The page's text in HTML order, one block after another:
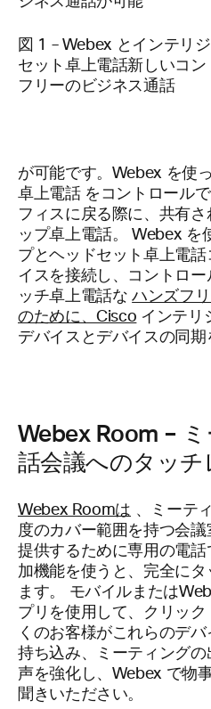
図 1 – Webex とインテリ
セット卓上電話新しいコ
フリーのビジネス通話
が可能です。Webex を使
卓上電話 をコントロール
フィスに戻る際に、共有
ップ卓上電話。 Webex を
プとヘッドセット卓上電
イスを接続し、コントロ
ッチ卓上電話なハンズフ
のために、Cisco インテリ
デバイスとデバイスの同期
Webex Room –
話会議へのタッ
Webex Roomは 、ミーテ
度のカバー範囲を持つ会
提供するために専用の電
加機能を使うと、完全に
ます。 モバイルまたは
プリを使用して、クリッ
くのお客様がこれらのデ
持ち込み、ミーティング
声を強化し、Webex で物
聞きいたださい。